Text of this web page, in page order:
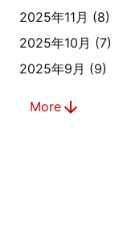
2025年11月 (8)
2025年10月 (7)
2025年9月 (9)
Morearrow_downward